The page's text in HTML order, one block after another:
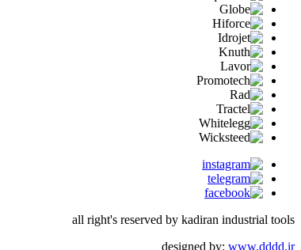
all right's reserved by kadiran industrial tools
designed by: www.dddd.ir